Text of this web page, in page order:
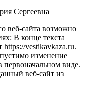
Сергеевна
веб-сайта возможно
В конце текста
https://vestikavkaza.ru.
изменение
первоначальном виде.
веб-сайт из